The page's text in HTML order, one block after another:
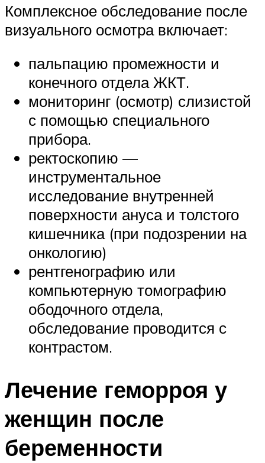
Комплексное обследование после
визуального осмотра включает:
пальпацию промежности и
конечного отдела ЖКТ.
мониторинг (осмотр) слизистой
с помощью специального
прибора.
ректоскопию —
инструментальное
исследование внутренней
поверхности ануса и толстого
кишечника (при подозрении на
онкологию)
рентгенографию или
компьютерную томографию
ободочного отдела,
обследование проводится с
контрастом.
Лечение геморроя у
женщин после
беременности